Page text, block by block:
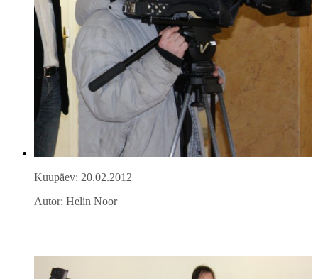
Kuupäev: 20.02.2012
Autor: Helin Noor